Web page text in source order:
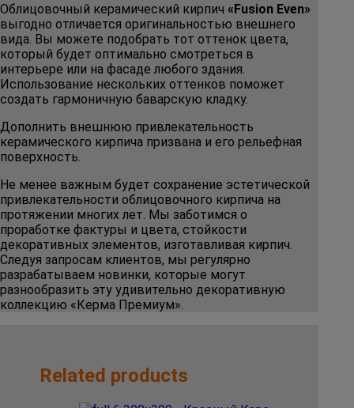
Облицовочный керамический кирпич «Fusion Even»
выгодно отличается оригинальностью внешнего
вида. Вы можете подобрать тот оттенок цвета,
который будет оптимально смотреться в
интерьере или на фасаде любого здания.
Использование нескольких оттенков поможет
создать гармоничную баварскую кладку.
Дополнить внешнюю привлекательность
керамического кирпича призвана и его рельефная
поверхность.
Не менее важным будет сохранение эстетической
привлекательности облицовочного кирпича на
протяжении многих лет. Мы заботимся о
проработке фактуры и цвета, стойкости
декоративных элементов, изготавливая кирпич.
Следуя запросам клиентов, мы регулярно
разрабатываем новинки, которые могут
разнообразить эту удивительно декоративную
коллекцию «Керма Премиум».
Related products